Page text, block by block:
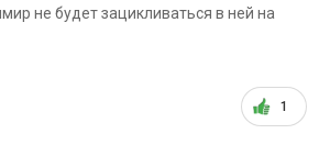
не будет зацикливаться в ней на
1